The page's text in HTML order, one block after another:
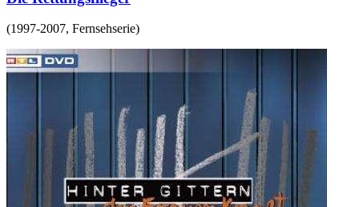
(1997-2007, Fernsehserie)